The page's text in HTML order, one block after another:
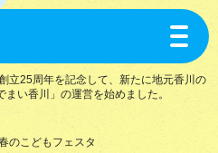
toggle
立25周年を記念して、新たに地元香川の
い香川」の運営を始めました。
のこどもフェスタ